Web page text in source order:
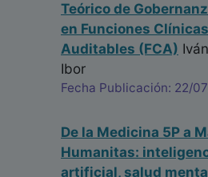
Teórico de
en Funciones Clínicas
Auditables (FCA)
Ibor
Fecha Publicación: 22/
De la Medicina 5P a
Humanitas:
artificial, salud